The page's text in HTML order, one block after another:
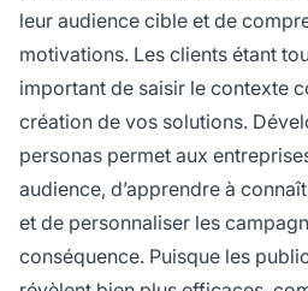
leur audience cible et de
motivations. Les clients étant
important de saisir le contexte
création de vos solutions.
personas permet aux
audience, d’apprendre à
et de personnaliser les
conséquence. Puisque les